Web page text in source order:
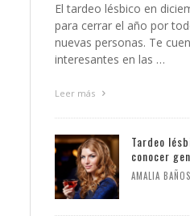
El tardeo lésbico en
para cerrar el año por
nuevas personas. Te
interesantes en las …
Leer más
Tardeo
conocer
AMALIA BAÑOS